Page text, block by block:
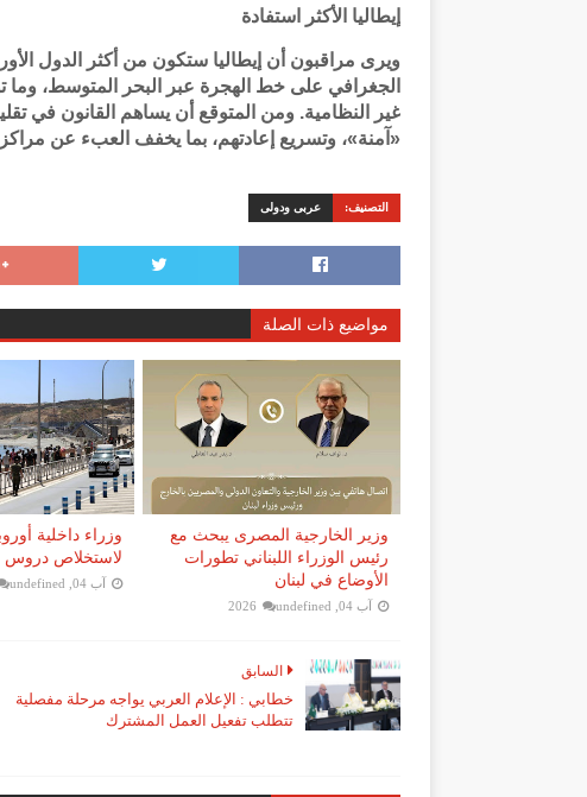
إيطاليا الأكثر استفادة
ويرى مراقبون أن إيطاليا ستكون من أكثر الدول
الجغرافي على خط الهجرة عبر البحر المتوسط،
غير النظامية. ومن المتوقع أن يساهم القانون في
«آمنة»، وتسريع إعادتهم، بما يخفف العبء عن مراكز
التصنيف: عربى ودولى
مواضيع ذات الصلة
وزير الخارجية المصرى يبحث مع
رئيس الوزراء اللبناني تطورات
الأوضاع في لبنان
آب 04, 2026 undefined
وزراء داخلية
لاستخلاص دروس
آب 04, 2026 undefined
السابق
خطابي : الإعلام العربي يواجه مرحلة مفصلية
تتطلب تفعيل العمل المشترك